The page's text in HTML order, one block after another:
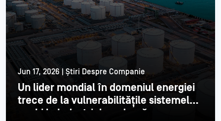
Jun 17, 2026 | Știri Despre Companie
Un lider mondial în domeniul energiei
trece de la vulnerabilitățile sistemelor
vechi la Industrial modernă